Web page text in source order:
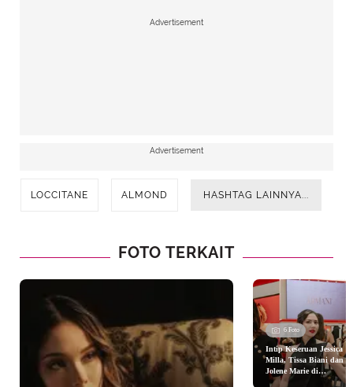
Advertisement
Advertisement
LOCCITANE ALMOND HASHTAG LAINNYA...
FOTO TERKAIT
6 Foto
Intip Keseruan Jessica
Milla, Tissa Biani dan
Jolene Marie di
Pembukaan Armani